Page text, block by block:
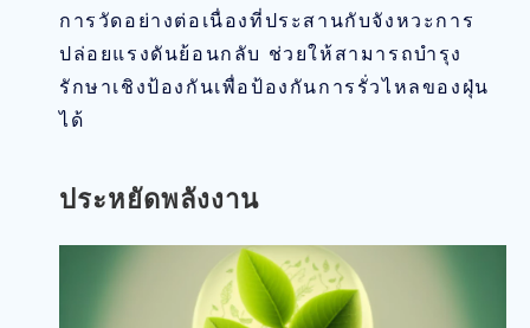
การวัดอย่างต่อเนื่องที่ประสานกับจังหวะการ
ปล่อยแรงดันย้อนกลับ ช่วยให้สามารถบำรุง
รักษาเชิงป้องกันเพื่อป้องกันการรั่วไหลของฝุ่น
ได้
ประหยัดพลังงาน